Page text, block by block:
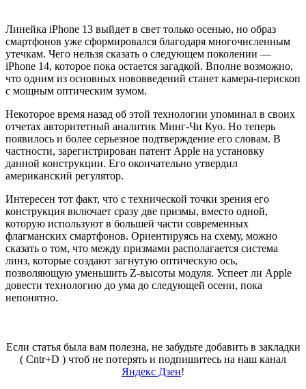
Линейка iPhone 13 выйдет в свет только осенью, но образ
смартфонов уже сформировался благодаря многочисленным
утечкам. Чего нельзя сказать о следующем поколении —
iPhone 14, которое пока остается загадкой. Вполне возможно,
что одним из основных нововведений станет камера-перископ
с мощным оптическим зумом.
Некоторое время назад об этой технологии упоминал в своих
отчетах авторитетный аналитик Минг-Чи Куо. Но теперь
появилось и более серьезное подтверждение его словам. В
частности, зарегистрирован патент Apple на установку
данной конструкции. Его окончательно утвердил
американский регулятор.
Интересен тот факт, что с технической точки зрения его
конструкция включает сразу две призмы, вместо одной,
которую используют в большей части современных
флагманских смартфонов. Ориентируясь на схему, можно
сказать о том, что между призмами располагается система
линз, которые создают загнутую оптическую ось,
позволяющую уменьшить Z-высоты модуля. Успеет ли Apple
довести технологию до ума до следующей осени, пока
непонятно.
Если статья была вам полезна, не забудьте добавить в закладки
( Cntr+D ) чтоб не потерять и подпишитесь на наш канал
Яндекс Дзен!